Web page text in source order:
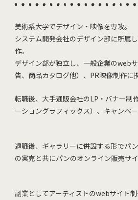
美術系大学でデザイン・映像を専攻。
システム開発会社のデザイン部に所属
作。
デザイン部が独立し、一般企業のweb
告、商品カタログ他）、PR映像制作に
転職後、大手通販会社のLP・バナー制
ーショングラフィックス）、キャンペー
退職後、ギャラリーに併設する形でパ
の実売と共にパンのオンライン販売サイ
副業としてアーティストのwebサイト制